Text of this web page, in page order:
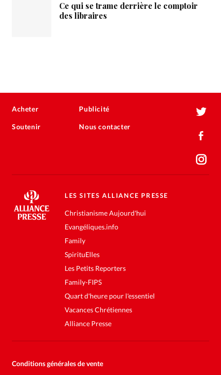
Ce qui se trame derrière le comptoir
des libraires
Acheter
Soutenir
Publicité
Nous contacter
LES SITES ALLIANCE PRESSE
Christianisme Aujourd'hui
Evangéliques.info
Family
SpirituElles
Les Petits Reporters
Family-FIPS
Quart d'heure pour l'essentiel
Vacances Chrétiennes
Alliance Presse
Conditions générales de vente